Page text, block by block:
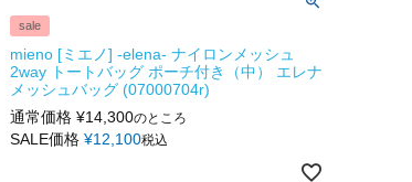
sale
mieno [ミエノ] -elena- ナイロンメッシュ
2way トートバッグ ポーチ付き（中） エレナ
メッシュバッグ (07000704r)
通常価格 ¥14,300のところ
SALE価格 ¥12,100税込